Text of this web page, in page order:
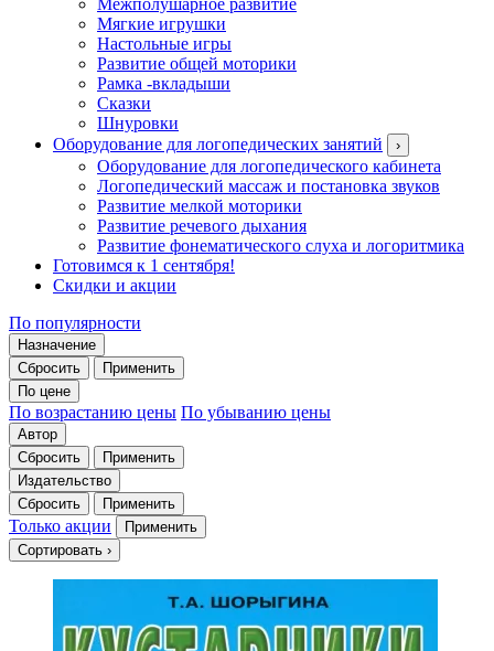
Мягкие игрушки
Настольные игры
Развитие общей моторики
Рамка -вкладыши
Сказки
Шнуровки
Оборудование для логопедических занятий
›
Оборудование для логопедического кабинета
Логопедический массаж и постановка звуков
Развитие мелкой моторики
Развитие речевого дыхания
Развитие фонематического слуха и логоритмика
Готовимся к 1 сентября!
Скидки и акции
По популярности
Назначение
Сбросить
Применить
По цене
По возрастанию цены По убыванию цены
Автор
Сбросить
Применить
Издательство
Сбросить
Применить
Только акции
Применить
Сортировать ›